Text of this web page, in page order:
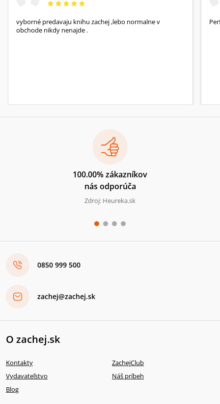
vyborné predavaju knihu zachej ,lebo normalne v
obchode nikdy nenajde .
100.00% zákazníkov
nás odporúča
Zdroj: Heureka.sk
0850 999 500
zachej@zachej.sk
O zachej.sk
Kontakty
ZachejClub
Vydavateľstvo
Náš príbeh
Blog